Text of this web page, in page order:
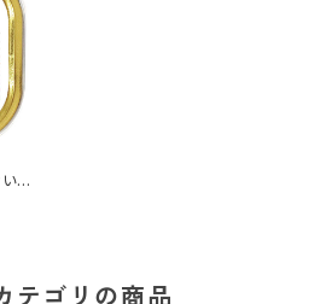
も
テゴリの商品